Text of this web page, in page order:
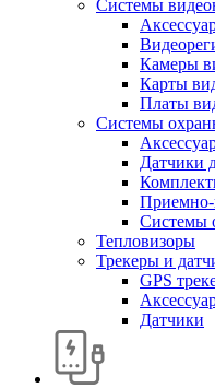
Системы
Камеры
Карты
Платы
Системы
Датчики
Приемно-
Системы
Тепловизоры
Трекеры и
GPS
Датчики